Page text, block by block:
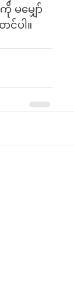
မမျှော်
င်ပါ။